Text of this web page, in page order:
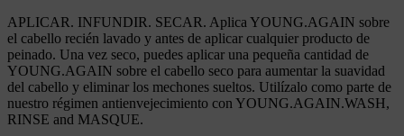
APLICAR. INFUNDIR. SECAR. Aplica YOUNG.AGAIN sobre
el cabello recién lavado y antes de aplicar cualquier producto de
peinado. Una vez seco, puedes aplicar una pequeña cantidad de
YOUNG.AGAIN sobre el cabello seco para aumentar la suavidad
del cabello y eliminar los mechones sueltos. Utilízalo como parte de
nuestro régimen antienvejecimiento con YOUNG.AGAIN.WASH,
RINSE and MASQUE.